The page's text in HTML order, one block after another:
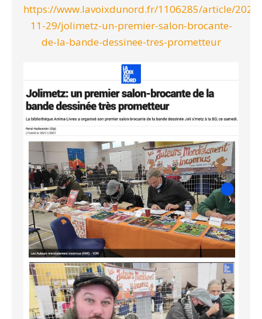
https://www.lavoixdunord.fr/1106285/article/2021-
11-29/jolimetz-un-premier-salon-brocante-
de-la-bande-dessinee-tres-prometteur